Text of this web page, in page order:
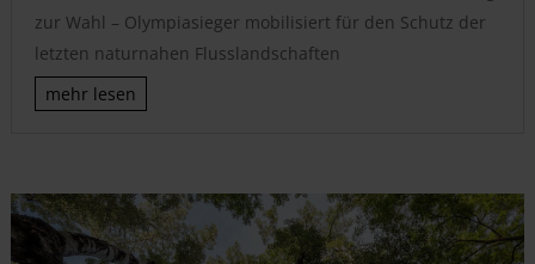
zur Wahl – Olympiasieger mobilisiert für den Schutz der
letzten naturnahen Flusslandschaften
mehr lesen